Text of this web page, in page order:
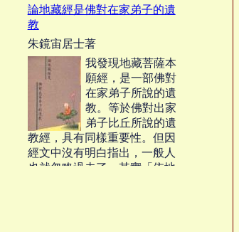
獗；當此之時，惟賴菩薩之大
誓願神力，始能降群魔開正
道，成為一切行菩薩道行者之
先導；並為十方諸佛所讚揚。
論地藏經是佛對在家弟子的遺
教
朱鏡宙居士著
我發現地藏菩薩本
願經，是一部佛對
在家弟子所說的遺
教。等於佛對出家
弟子比丘所說的遺
教經，具有同樣重要性。但因
經文中沒有明白指出，一般人
也就忽略過去了。其實「依地